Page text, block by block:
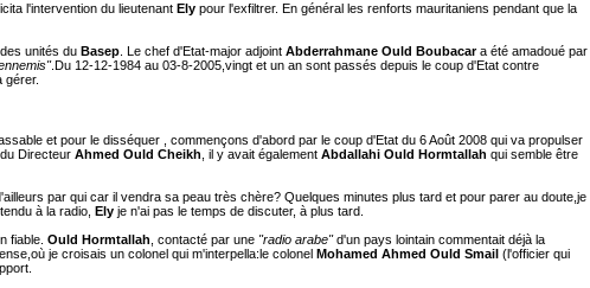
l'intervention du lieutenant Ely pour l'exfiltrer. En général les renforts mauritaniens pendant que la
unités du Basep. Le chef d'Etat-major adjoint Abderrahmane Ould Boubacara été amadoué par
.Du 12-12-1984 au 03-8-2005,vingt et un an sont passés depuis le coup d'Etat contre
gérer.
et pour le disséquer , commençons d'abord par le coup d'Etat du 6 Août 2008 qui va propulser
Directeur Ahmed Ould Cheikh, il y avait également Abdallahi Ould Hormtallah qui semble être
par qui car il vendra sa peau très chère? Quelques minutes plus tard et pour parer au doute,je
à la radio, Ely je n'ai pas le temps de discuter, à plus tard.
fiable. Ould Hormtallah, contacté par une "radio arabe"d'un pays lointain commentait déjà la
je croisais un colonel qui m'interpella:le colonel Mohamed Ahmed Ould Smail (l'officier qui